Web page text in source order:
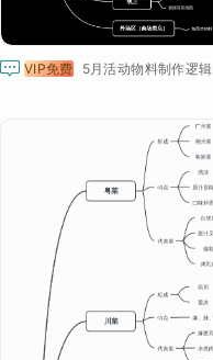
 VIP免费 5月活动物料制作逻辑